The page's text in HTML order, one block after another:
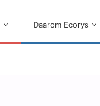
Daarom Ecorys